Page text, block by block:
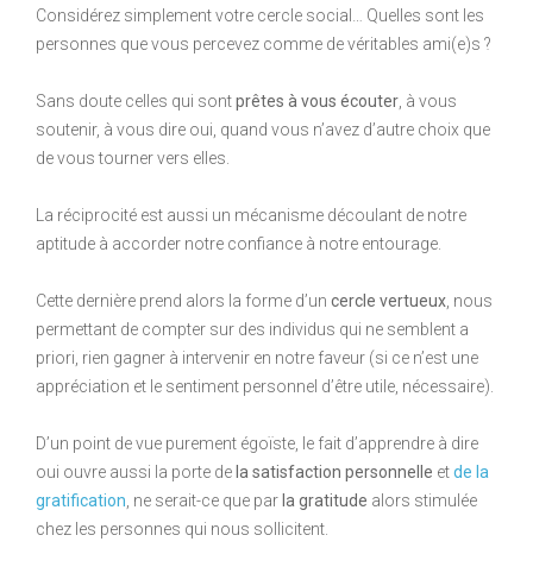
Considérez simplement votre cercle social… Quelles sont les
personnes que vous percevez comme de véritables ami(e)s ?
Sans doute celles qui sontprêtes à vous écouter , à vous
soutenir, à vous dire oui, quand vous n’avez d’autre choix que
de vous tourner vers elles.
La réciprocité est aussi un mécanisme découlant de notre
aptitude à accorder notre confiance à notre entourage.
Cette dernière prend alors la forme d’un cercle vertueux , nous
permettant de compter sur des individus qui ne semblent a
priori, rien gagner à intervenir en notre faveur (si ce n’est une
appréciation et le sentiment personnel d’être utile, nécessaire).
D’un point de vue purement égoïste, le fait d’apprendre à dire
oui ouvre aussi la porte de la satisfaction personnelle etde la
gratification , ne serait-ce que par la gratitude alors stimulée
chez les personnes qui nous sollicitent.